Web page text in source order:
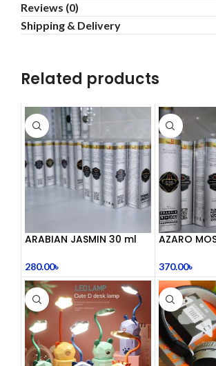
Reviews (0)
Shipping & Delivery
Related products
ARABIAN JASMIN 30 ml
280.00৳
AZARO
370.00৳